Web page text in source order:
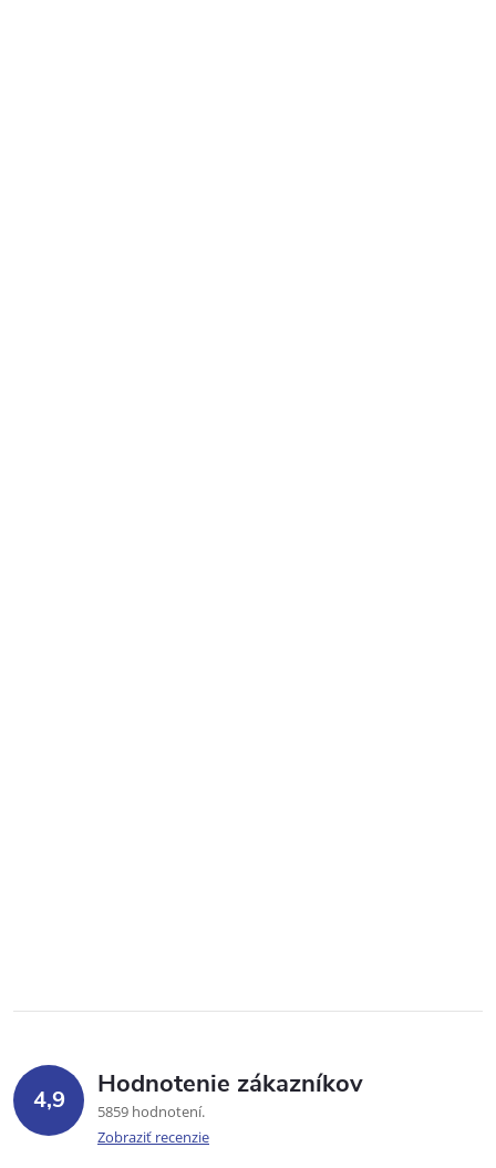
4,9 Hodnotenie zákazníkov
5859 hodnotení
Zobraziť recenzie